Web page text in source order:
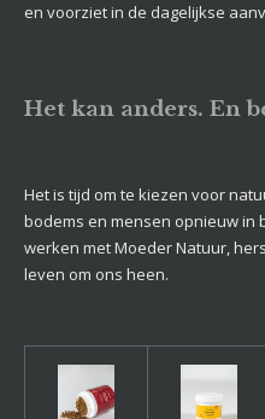
en voorziet in de dagelijkse
Het kan anders. En
Het is tijd om te kiezen voor
bodems en mensen opnieuw in
werken met Moeder Natuur,
leven om ons heen.